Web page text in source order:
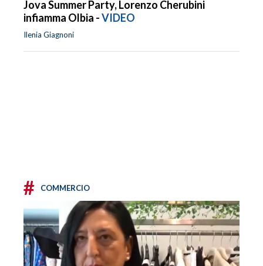
Jova Summer Party, Lorenzo Cherubini
infiamma Olbia -VIDEO
Ilenia Giagnoni
# COMMERCIO